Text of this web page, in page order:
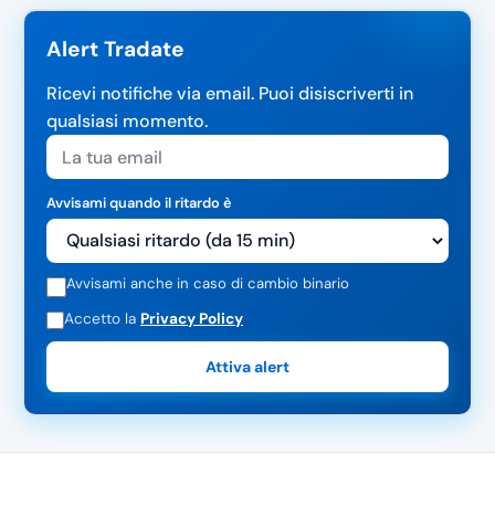
Alert Tradate
Ricevi notifiche via email. Puoi disiscriverti in
qualsiasi momento.
Avvisami quando il ritardo è
Avvisami anche in caso di cambio binario
Accetto la Privacy Policy
Attiva alert